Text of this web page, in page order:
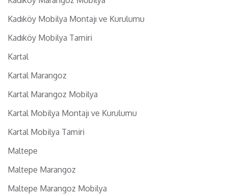
Kadıköy Mobilya Montajı ve Kurulumu
Kadıköy Mobilya Tamiri
Kartal
Kartal Marangoz
Kartal Marangoz Mobilya
Kartal Mobilya Montajı ve Kurulumu
Kartal Mobilya Tamiri
Maltepe
Maltepe Marangoz
Maltepe Marangoz Mobilya